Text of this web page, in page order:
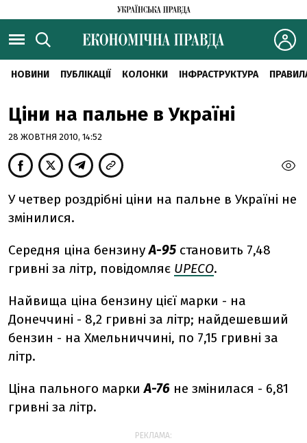
НОВИНИ ПУБЛІКАЦІЇ КОЛОНКИ ІНФРАСТРУКТУРА
Ціни на пальне в Україні
28 ЖОВТНЯ 2010, 14:52
У четвер роздрібні ціни на пальне в Україні не
змінилися.
Середня ціна бензинуА-95 становить 7,48
гривні за літр, повідомляє UPECO.
Найвища ціна бензину цієї марки - на
Донеччині - 8,2 гривні за літр; найдешевший
бензин - на Хмельниччині, по 7,15 гривні за
літр.
Ціна пального маркиА-76 не змінилася - 6,81
гривні за літр.
РЕКЛАМА: